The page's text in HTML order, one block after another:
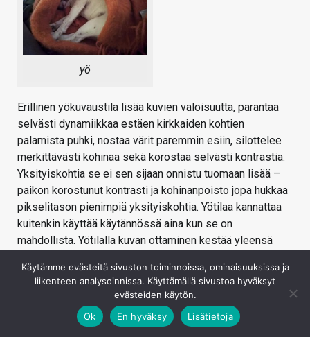
yö
Erillinen yökuvaustila lisää kuvien valoisuutta, parantaa
selvästi dynamiikkaa estäen kirkkaiden kohtien
palamista puhki, nostaa värit paremmin esiin, silottelee
merkittävästi kohinaa sekä korostaa selvästi kontrastia.
Yksityiskohtia se ei sen sijaan onnistu tuomaan lisää –
paikon korostunut kontrasti ja kohinanpoisto jopa hukkaa
pikselitason pienimpiä yksityiskohtia. Yötilaa kannattaa
kuitenkin käyttää käytännössä aina kun se on
mahdollista. Yötilalla kuvan ottaminen kestää yleensä
otosta muutaman sekunnin.
Käytämme evästeitä sivuston toiminnoissa, ominaisuuksissa ja
liikenteen analysoinnissa. Käyttämällä sivustoa hyväksyt
evästeiden käytön.
Ok
En hyväksy Lisätietoja